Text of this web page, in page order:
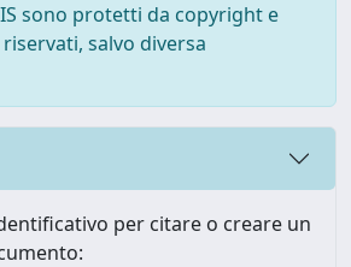
sono protetti da copyright e
salvo diversa
per citare o creare un